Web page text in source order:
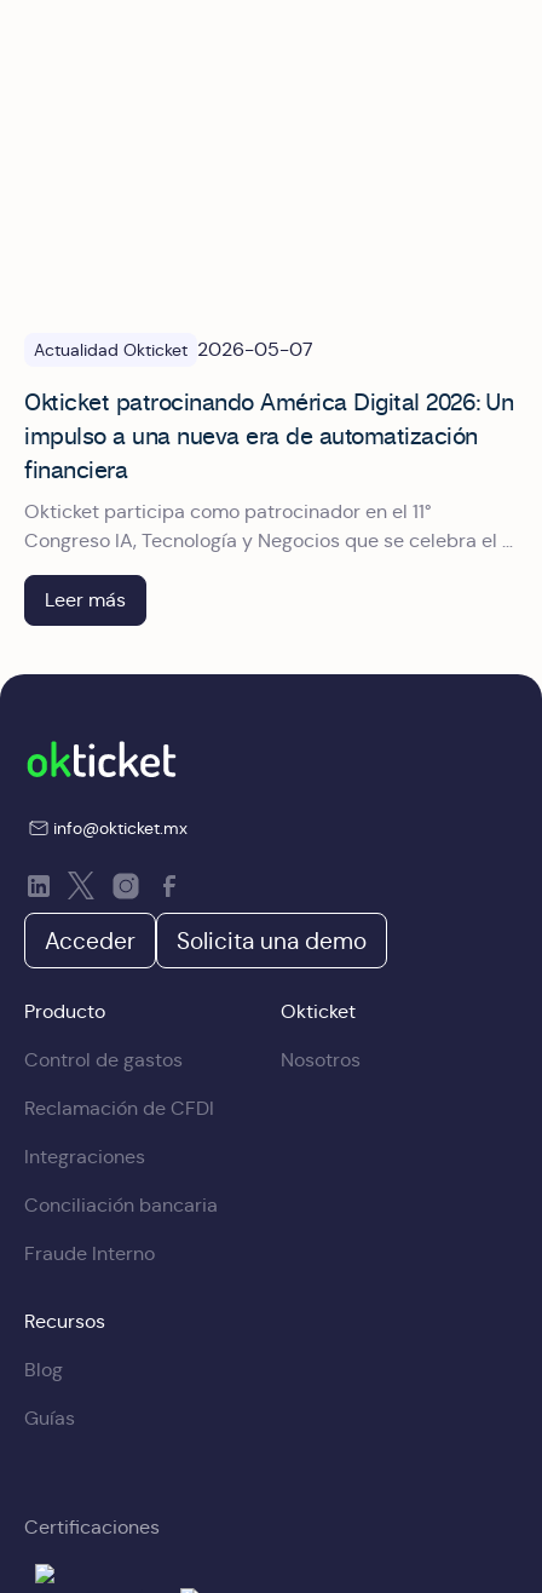
Actualidad Okticket 2026-05-07
Okticket patrocinando América Digital 2026: Un
impulso a una nueva era de automatización
financiera
Okticket participa como patrocinador en el 11°
Congreso IA, Tecnología y Negocios que se celebra el 9
y 10 de junio en el World Trade Center de CDMX. Te
contamos qué verás en nuestro stand.
Leer más
info@okticket.mx
Acceder Solicita una demo
Producto
Control de gastos
Reclamación de CFDI
Integraciones
Conciliación bancaria
Fraude Interno
Okticket
Nosotros
Recursos
Blog
Guías
Certificaciones